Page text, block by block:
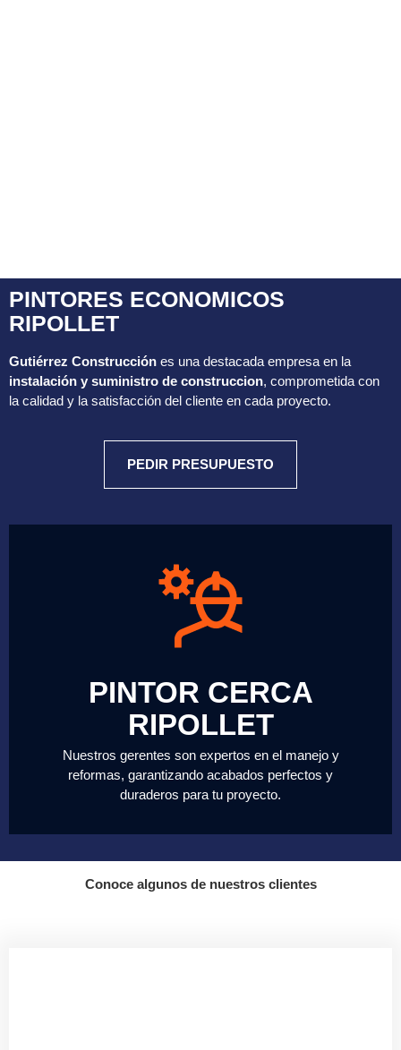
PINTORES ECONOMICOS
RIPOLLET
Gutiérrez Construcción es una destacada empresa en la
instalación y suministro de construccion, comprometida con
la calidad y la satisfacción del cliente en cada proyecto.
PEDIR PRESUPUESTO
PINTOR CERCA
RIPOLLET
Nuestros gerentes son expertos en el manejo y
reformas, garantizando acabados perfectos y
duraderos para tu proyecto.
Conoce algunos de nuestros clientes